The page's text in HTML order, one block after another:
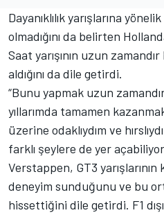
Dayanıklılık yarışlarına
olmadığını da belirten
Saat yarışının uzun
aldığını da dile getirdi.
“Bunu yapmak uzun
yıllarımda tamamen
üzerine odaklıydım ve
farklı şeylere de yer
Verstappen, GT3
deneyim sunduğunu ve bu
hissettiğini dile getirdi. F1